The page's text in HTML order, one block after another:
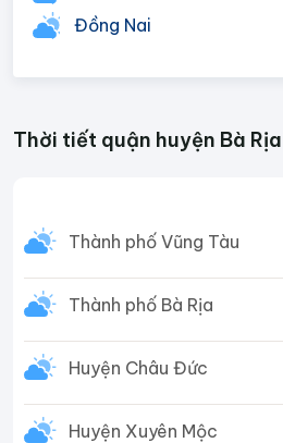
Đồng Nai
Thời tiết quận huyện Bà
Thành phố Vũng Tàu
Thành phố Bà Rịa
Huyện Châu Đức
Huyện Xuyên Mộc